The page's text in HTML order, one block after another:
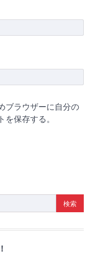
ブラウザーに自分の
保存する。